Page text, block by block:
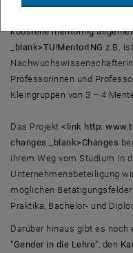
koostelle mentoring
_blank>TU!MentorING z.B.
Professorinnen und
Kleingruppen von 3 – 4
Das Projekt<link http:
changes _blank>Changes
ihrem Weg vom Studium in
Unternehmensbeteiligung
möglichen
Praktika, Bachelor- und
Darüber hinaus gibt es noch
"Gender in die Lehre" , den